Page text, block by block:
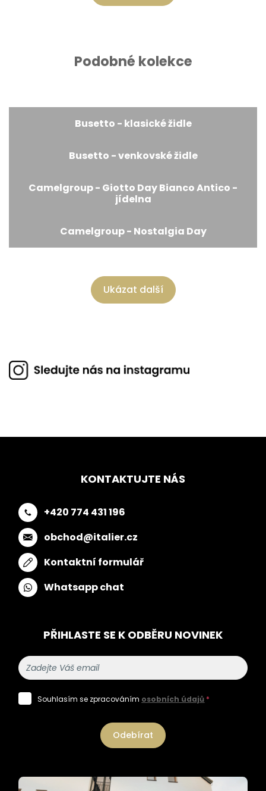
Podobné kolekce
Busetto - klasické židle
Busetto - venkovské židle
Camelgroup - Giotto Day Bianco Antico -
jídelna
Camelgroup - Nostalgia Day
Ukázat další
KONTAKTUJTE NÁS
+420 774 431 196
obchod@italier.cz
Kontaktní formulář
Whatsapp chat
PŘIHLASTE SE K ODBĚRU NOVINEK
Souhlasím se zpracováním osobních údajů *
Odebírat